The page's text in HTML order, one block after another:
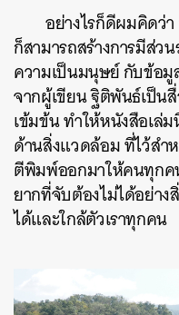
อย่างไรก็ดีผมคิดว่
ก็สามารถสร้างการมีส่ว
ความเป็นมนุษย์ กับข้อมู
จากผู้เขียน ฐิติพันธ์เป็น
เข้มข้น ทำให้หนังสือเล่
ด้านสิ่งแวดล้อม ที่ไว้สำ
ตีพิมพ์ออกมาให้คนทุกค
ยากที่จับต้องไม่ได้อย่าง
ได้และใกล้ตัวเราทุกคน